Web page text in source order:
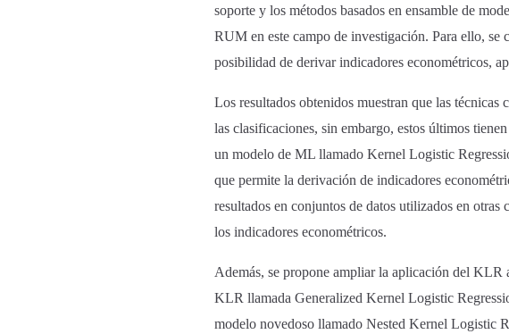
soporte y los métodos basados en ensamble de
RUM en este campo de investigación. Para ello, se
posibilidad de derivar indicadores econométricos,
Los resultados obtenidos muestran que las
las clasificaciones, sin embargo, estos últimos
un modelo de ML llamado Kernel Logistic
que permite la derivación de indicadores
resultados en conjuntos de datos utilizados en
los indicadores econométricos.
Además, se propone ampliar la aplicación del KLR
KLR llamada Generalized Kernel Logistic
modelo novedoso llamado Nested Kernel Logistic